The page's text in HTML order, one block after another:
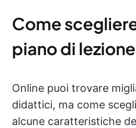
Come
piano di
Online puoi trovare
didattici, ma come
alcune caratteristiche